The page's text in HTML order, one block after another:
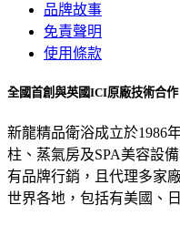
品牌故事
免責聲明
使用條款
全國首創與英國ICI原廠技術合作
新龍精品衛浴成立於1986
柱、蒸氣房及SPA美容設
有品牌行銷，且代理多家
世界各地，包括有美國、